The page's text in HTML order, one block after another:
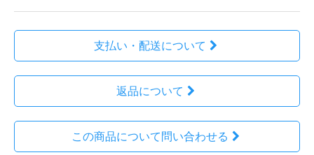
支払い・配送について
返品について
この商品について問い合わせる